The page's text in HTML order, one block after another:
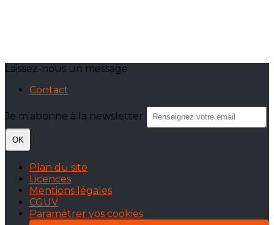
Laissez-nous un message
Contact
Je m'abonne à la newsletter
OK
Plan du site
Licences
Mentions légales
CGUV
Paramétrer vos cookies